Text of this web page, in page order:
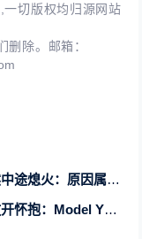
切版权均归源网站
删除。邮箱：
火：原因属实没想到
Y已进采购名录